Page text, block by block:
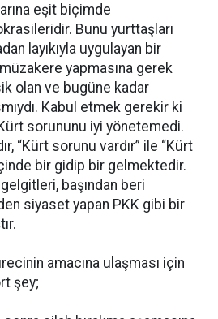
eşit biçimde
Bunu yurttaşları
layıkıyla uygulayan bir
yapmasına gerek
olan ve bugüne kadar
Kabul etmek gerekir ki
sorununu iyi yönetemedi.
“Kürt sorunu vardır” ile “Kürt
bir gidip bir gelmektedir.
başından beri
siyaset yapan PKK gibi bir
amacına ulaşması için
şey;